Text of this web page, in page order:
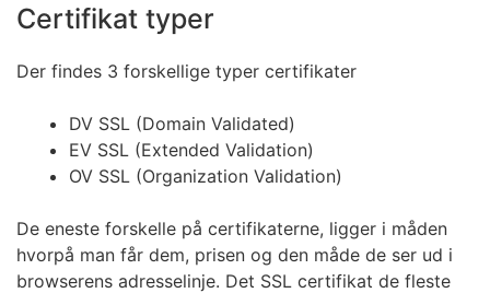
Certifikat typer
Der findes 3 forskellige typer certifikater
DV SSL (Domain Validated)
EV SSL (Extended Validation)
OV SSL (Organization Validation)
De eneste forskelle på certifikaterne, ligger i måden
hvorpå man får dem, prisen og den måde de ser ud i
browserens adresselinje. Det SSL certifikat de fleste